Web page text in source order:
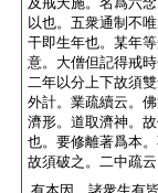
以也。五衆通制不
干即生年也。某年
意。大僧但記得戒
二年以分上下故須
外計。業疏續云。
濟形。道取濟神。
也。要修離著爲本
故須破之。二中疏